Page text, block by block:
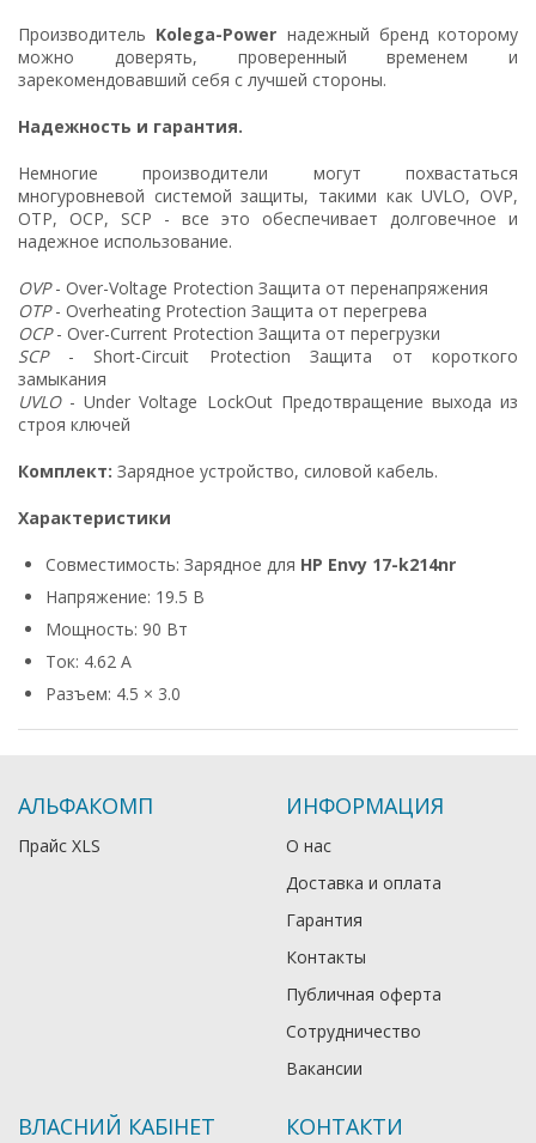
Производитель Kolega-Power надежный бренд которому
можно доверять, проверенный временем и
зарекомендовавший себя с лучшей стороны.
Надежность и гарантия.
Немногие производители могут похвастаться
многуровневой системой защиты, такими как UVLO, OVP,
OTP, OCP, SCP - все это обеспечивает долговечное и
надежное использование.
OVP- Over-Voltage Protection Защита от перенапряжения
OTP- Overheating Protection Защита от перегрева
OCP- Over-Current Protection Защита от перегрузки
SCP- Short-Circuit Protection Защита от короткого
замыкания
UVLO- Under Voltage LockOut Предотвращение выхода из
строя ключей
Комплект: Зарядное устройство, силовой кабель.
Характеристики
Совместимость: Зарядное для HP Envy 17-k214nr
Напряжение: 19.5 В
Мощность: 90 Вт
Ток: 4.62 А
Разъем: 4.5 × 3.0
АЛЬФАКОМП
Прайс XLS
ИНФОРМАЦИЯ
О нас
Доставка и оплата
Гарантия
Контакты
Публичная оферта
Сотрудничество
Вакансии
ВЛАСНИЙ КАБІНЕТ КОНТАКТИ